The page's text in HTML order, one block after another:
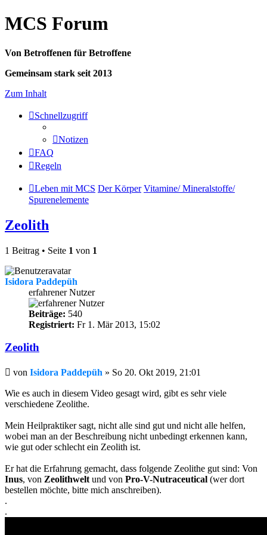
MCS Forum
Von Betroffenen für Betroffene
Gemeinsam stark seit 2013
Zum Inhalt
Schnellzugriff
Notizen
FAQ
Regeln
Leben mit MCS Der Körper Vitamine/ Mineralstoffe/
Spurenelemente
Zeolith
1 Beitrag • Seite 1 von 1
Isidora Paddepüh
erfahrener Nutzer
Beiträge: 540
Registriert: Fr 1. Mär 2013, 15:02
Zeolith
Beitrag
von Isidora Paddepüh » So 20. Okt 2019, 21:01
Wie es auch in diesem Video gesagt wird, gibt es sehr viele
verschiedene Zeolithe.
Mein Heilpraktiker sagt, nicht alle sind gut und nicht alle helfen,
wobei man an der Beschreibung nicht unbedingt erkennen kann,
wie gut oder schlecht ein Zeolith ist.
Er hat die Erfahrung gemacht, dass folgende Zeolithe gut sind: Von
Inus, von Zeolithwelt und von Pro-V-Nutraceutical (wer dort
bestellen möchte, bitte mich anschreiben).
.
.